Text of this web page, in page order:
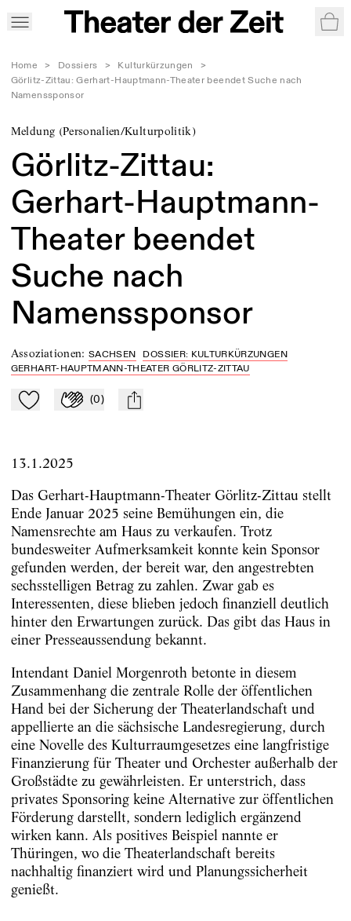
Home > Dossiers > Kulturkürzungen
>
Görlitz-Zittau: Gerhart-Hauptmann-Theater beendet Suche nach
Namenssponsor
Meldung (Personalien/Kulturpolitik)
Görlitz-Zittau:
Gerhart-Hauptmann-
Theater beendet
Suche nach
Namenssponsor
Assoziationen:SACHSEN
DOSSIER: KULTURKÜRZUNGEN
GERHART-HAUPTMANN-THEATER GÖRLITZ-ZITTAU
Zu Mein-TdZ hinzufügen
Applaudieren
(0) mail
13.1.2025
Das Gerhart-Hauptmann-Theater Görlitz-Zittau stellt
Ende Januar 2025 seine Bemühungen ein, die
Namensrechte am Haus zu verkaufen. Trotz
bundesweiter Aufmerksamkeit konnte kein Sponsor
gefunden werden, der bereit war, den angestrebten
sechsstelligen Betrag zu zahlen. Zwar gab es
Interessenten, diese blieben jedoch finanziell deutlich
hinter den Erwartungen zurück. Das gibt das Haus in
einer Presseaussendung bekannt.
Intendant Daniel Morgenroth betonte in diesem
Zusammenhang die zentrale Rolle der öffentlichen
Hand bei der Sicherung der Theaterlandschaft und
appellierte an die sächsische Landesregierung, durch
eine Novelle des Kulturraumgesetzes eine langfristige
Finanzierung für Theater und Orchester außerhalb der
Großstädte zu gewährleisten. Er unterstrich, dass
privates Sponsoring keine Alternative zur öffentlichen
Förderung darstellt, sondern lediglich ergänzend
wirken kann. Als positives Beispiel nannte er
Thüringen, wo die Theaterlandschaft bereits
nachhaltig finanziert wird und Planungssicherheit
genießt.